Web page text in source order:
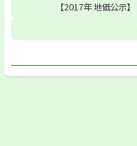
【2017年 地価公示】